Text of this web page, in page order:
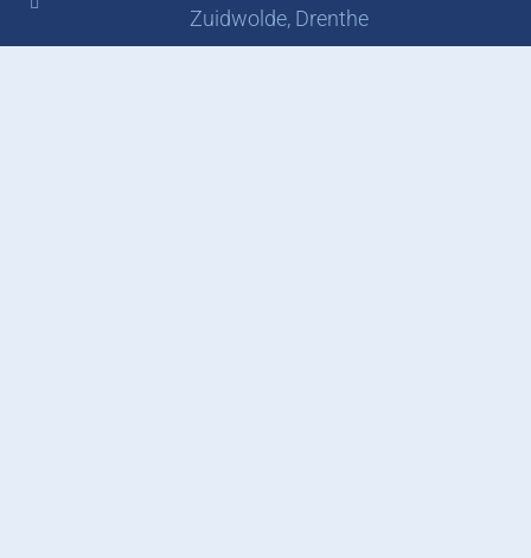
Zuidwolde, Drenthe